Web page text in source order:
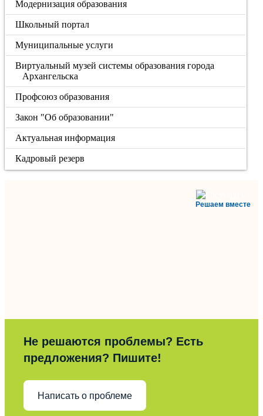
Модернизация образования
Школьный портал
Муниципальные услуги
Виртуальный музей системы образования города
Архангельска
Профсоюз образования
Закон "Об образовании"
Актуальная информация
Кадровый резерв
Решаем вместе
Не решаются проблемы? Есть
предложения? Пишите!
Написать о проблеме